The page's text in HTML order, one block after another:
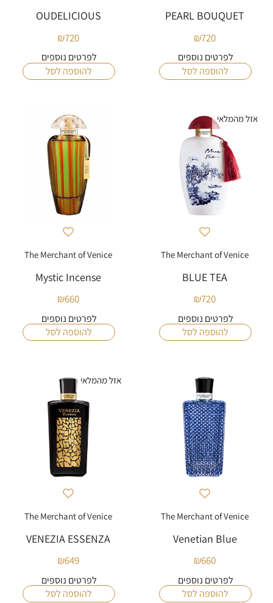
PEARL BOUQUET
₪720
לפרטים נוספים
להוספה לסל
OUDELICIOUS
₪720
לפרטים נוספים
להוספה לסל
אזל מהמלאי
The Merchant of Venice
BLUE TEA
₪720
לפרטים נוספים
להוספה לסל
The Merchant of Venice
Mystic Incense
₪660
לפרטים נוספים
להוספה לסל
The Merchant of Venice
Venetian Blue
₪660
לפרטים נוספים
להוספה לסל
אזל מהמלאי
The Merchant of Venice
VENEZIA ESSENZA
₪649
לפרטים נוספים
להוספה לסל